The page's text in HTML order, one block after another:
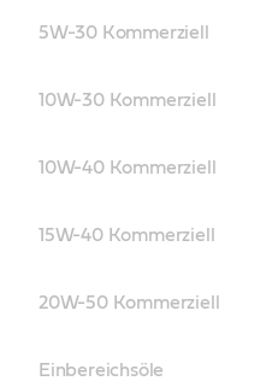
5W-30 Kommerziell
10W-30 Kommerziell
10W-40 Kommerziell
15W-40 Kommerziell
20W-50 Kommerziell
Einbereichsöle